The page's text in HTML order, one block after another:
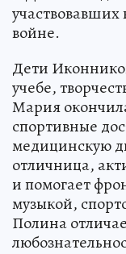
войне.
Дети
учебе,
Мария
спортивные
медицинскую
отличница,
и помогает
музыкой,
Полина